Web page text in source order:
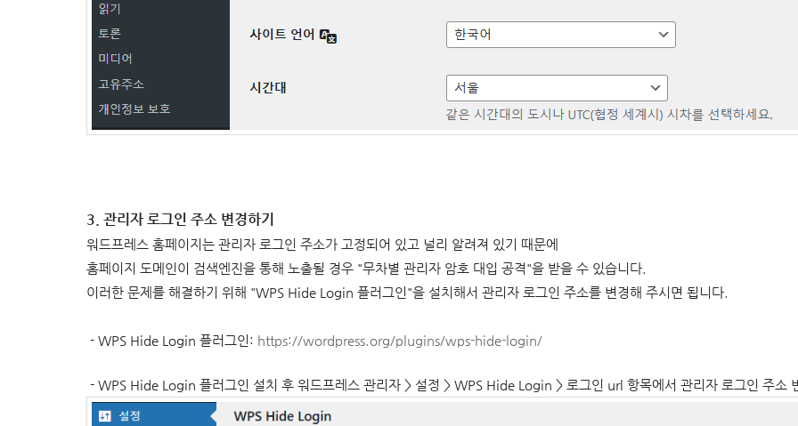
3. 관리자 로그인 주소 변경하기
워드프레스 홈페이지는 관리자 로그인 주소가 고정되어 있고 널리 알려져 있기 때문에
홈페이지 도메인이 검색엔진을 통해 노출될 경우 "무차별 관리자 암호 대입 공격"을 받을 수 있습니다.
이러한 문제를 해결하기 위해 "WPS Hide Login 플러그인"을 설치해서 관리자 로그인 주소를 변경해 주시면 됩니다.
- WPS Hide Login 플러그인: https://wordpress.org/plugins/wps-hide-login/
- WPS Hide Login 플러그인 설치 후 워드프레스 관리자 > 설정 > WPS Hide Login > 로그인 url 항목에서 관리자 로그인 주소